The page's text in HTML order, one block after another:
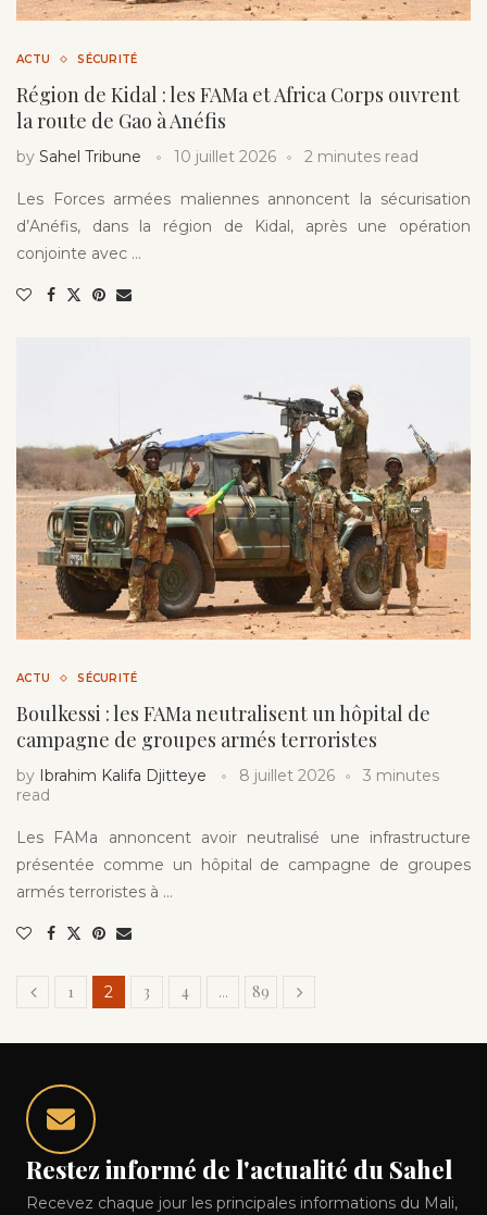
ACTU SÉCURITÉ
Région de Kidal : les FAMa et Africa Corps ouvrent
la route de Gao à Anéfis
by Sahel Tribune 10 juillet 2026 2 minutes read
Les Forces armées maliennes annoncent la sécurisation
d’Anéfis, dans la région de Kidal, après une opération
conjointe avec …
ACTU SÉCURITÉ
Boulkessi : les FAMa neutralisent un hôpital de
campagne de groupes armés terroristes
by Ibrahim Kalifa Djitteye 8 juillet 2026
3 minutes
read
Les FAMa annoncent avoir neutralisé une infrastructure
présentée comme un hôpital de campagne de groupes
armés terroristes à …
1 2 3 4 … 89
Restez informé de l'actualité du Sahel
Recevez chaque jour les principales informations du Mali,